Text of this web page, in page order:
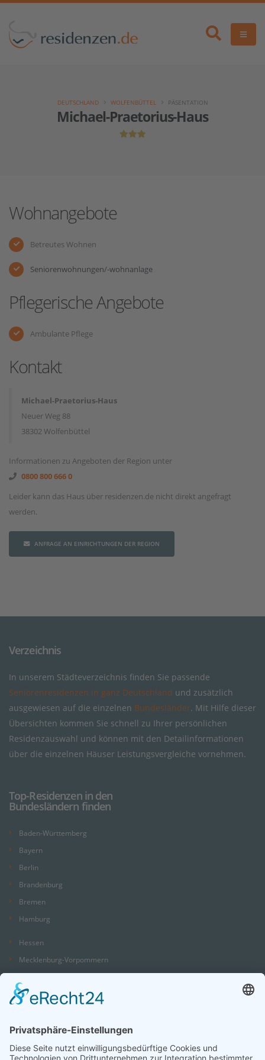
Michael-Praetorius-Haus
DEUTSCHLAND WOLFENBÜTTEL PÄSENTATION
Wohnangebote
Betreutes Wohnen
Seniorenwohnungen/-wohnanlage
Pflegerische Angebote
Ambulante Pflege
Kontakt
Michael-Praetorius-Haus
Neuer Weg 88
38302 Wolfenbüttel
Informationen zu Angeboten der Region unter
0800 800 666 0
Leider kann das Haus über residenzen.de nicht direkt angefragt
werden.
ANFRAGE AN EINRICHTUNGEN DER REGION
Verzeichnis
In unserem Städteverzeichnis finden Sie passende
Seniorenresidenzen in ganz Deutschland und zusätzlich
ausgewiesen auf die einzelnen Bundesländer. Mit Hilfe dieser
Übersichten kommen Sie schnell zu Ihrer persönlichen
Residenzauswahl und können mit den Detailinformationen
über die einzelnen Häuser Leistungsvergleiche vornehmen.
Top-Residenzen in den
Bundesländern finden
Baden-Württemberg
Bayern
Berlin
Brandenburg
Bremen
Hamburg
Hessen
Mecklenburg-Vorpommern
Niedersachsen
Nordrhein-Westfalen
Saarland
Sachsen